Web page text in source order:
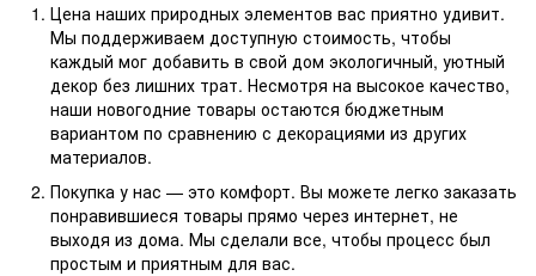
Цена наших природных элементов вас приятно удивит.
Мы поддерживаем доступную стоимость, чтобы
каждый мог добавить в свой дом экологичный, уютный
декор без лишних трат. Несмотря на высокое качество,
наши новогодние товары остаются бюджетным
вариантом по сравнению с декорациями из других
материалов.
Покупка у нас — это комфорт. Вы можете легко заказать
понравившиеся товары прямо через интернет, не
выходя из дома. Мы сделали все, чтобы процесс был
простым и приятным для вас.